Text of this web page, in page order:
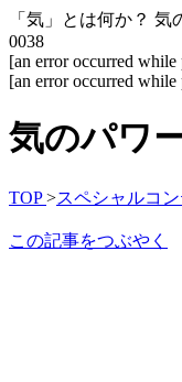
「気」とは何か？
0038
[an error occurred
[an error occurred
気のパワ
TOP >スペシャルコ
この記事をつぶやく